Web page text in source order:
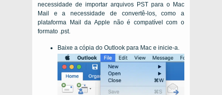
necessidade de importar arquivos PST para o Mac
Mail e a necessidade de convertê-los, como a
plataforma Mail da Apple não é compatível com o
formato .pst.
Baixe a cópia do Outlook para Mac e inicie-a.